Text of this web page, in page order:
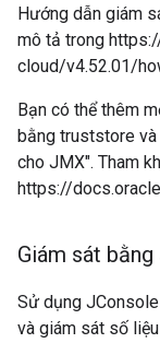
Hướng dẫn giám
mô tả trong
cloud/v4.52.01/
Bạn có thể thêm
bằng truststore
cho JMX". Tham
https://
Giám sát
Sử dụng
và giám sát số